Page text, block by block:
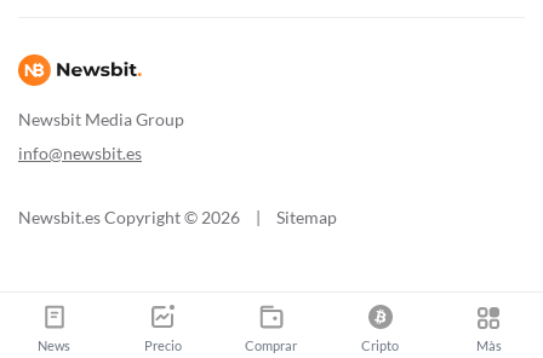
Newsbit Media Group
info@newsbit.es
Newsbit.es Copyright © 2026 | Sitemap
News Precio Comprar Cripto Màs